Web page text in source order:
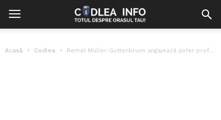
Acasă Codlea Remat Müller-Guttenbrunn angajează șofer profesionist cu experiență în manipularea utilajelor echipate cu...